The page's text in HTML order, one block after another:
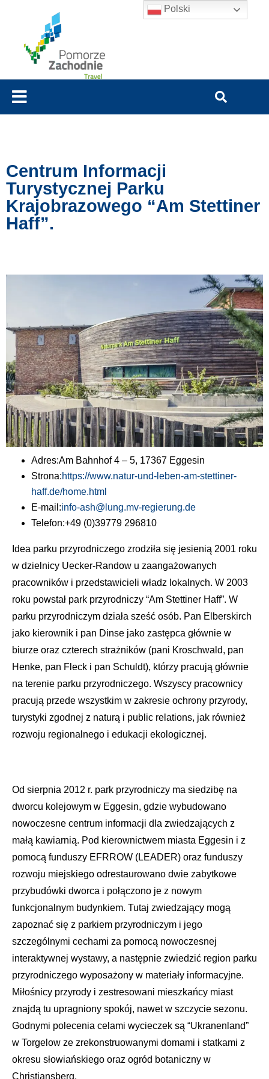
Centrum Informacji
Turystycznej Parku
Krajobrazowego “Am Stettiner
Haff”.
Adres:Am Bahnhof 4 – 5, 17367 Eggesin
Strona:https://www.natur-und-leben-am-stettiner-
haff.de/home.html
E-mail:info-ash@lung.mv-regierung.de
Telefon:+49 (0)39779 296810
Idea parku przyrodniczego zrodziła się jesienią 2001 roku
w dzielnicy Uecker-Randow u zaangażowanych
pracowników i przedstawicieli władz lokalnych. W 2003
roku powstał park przyrodniczy “Am Stettiner Haff”. W
parku przyrodniczym działa sześć osób. Pan Elberskirch
jako kierownik i pan Dinse jako zastępca głównie w
biurze oraz czterech strażników (pani Kroschwald, pan
Henke, pan Fleck i pan Schuldt), którzy pracują głównie
na terenie parku przyrodniczego. Wszyscy pracownicy
pracują przede wszystkim w zakresie ochrony przyrody,
turystyki zgodnej z naturą i public relations, jak również
rozwoju regionalnego i edukacji ekologicznej.
Od sierpnia 2012 r. park przyrodniczy ma siedzibę na
dworcu kolejowym w Eggesin, gdzie wybudowano
nowoczesne centrum informacji dla zwiedzających z
małą kawiarnią. Pod kierownictwem miasta Eggesin i z
pomocą funduszy EFRROW (LEADER) oraz funduszy
rozwoju miejskiego odrestaurowano dwie zabytkowe
przybudówki dworca i połączono je z nowym
funkcjonalnym budynkiem. Tutaj zwiedzający mogą
zapoznać się z parkiem przyrodniczym i jego
szczególnymi cechami za pomocą nowoczesnej
interaktywnej wystawy, a następnie zwiedzić region parku
przyrodniczego wyposażony w materiały informacyjne.
Miłośnicy przyrody i zestresowani mieszkańcy miast
znajdą tu upragniony spokój, nawet w szczycie sezonu.
Godnymi polecenia celami wycieczek są “Ukranenland”
w Torgelow ze zrekonstruowanymi domami i statkami z
okresu słowiańskiego oraz ogród botaniczny w
Christiansberg.
Polski